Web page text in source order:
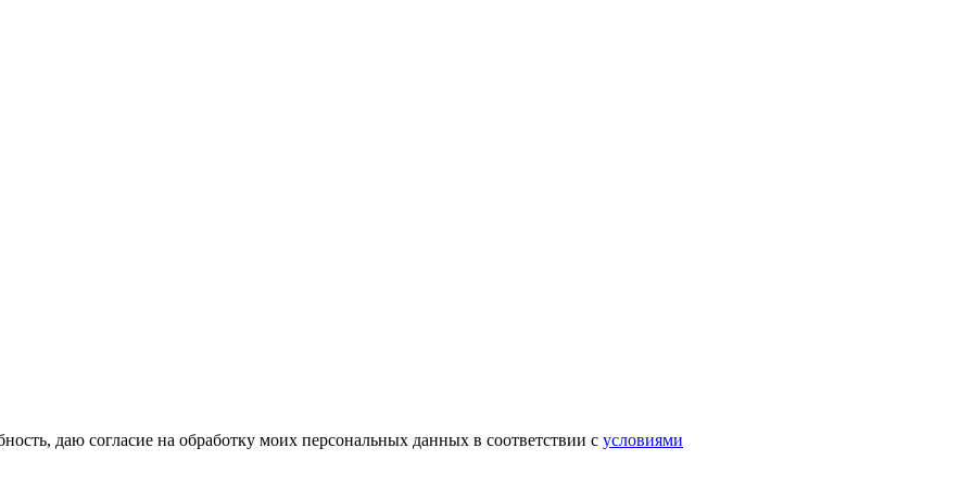
даю согласие на обработку моих персональных данных в соответствии с условиями